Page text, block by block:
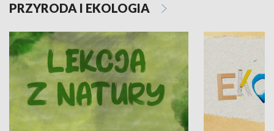
PRZYRODA I EKOLOGIA